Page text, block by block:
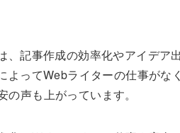
、記事作成の効率化やアイデア
よってWebライターの仕事がな
声も上がっています。